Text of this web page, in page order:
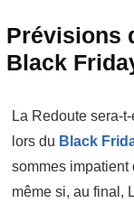
Prévisions
Black
La Redoute sera-
lors du Black
sommes impatient
même si, au final,